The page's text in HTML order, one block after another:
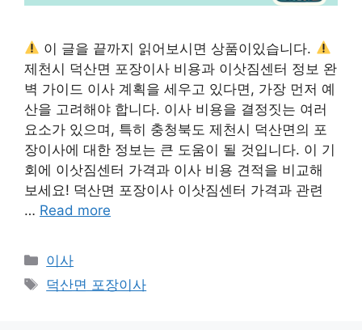
이 글을 끝까지 읽어보시면 상품이있습니다.
제천시 덕산면 포장이사 비용과 이삿짐센터 정보 완
벽 가이드 이사 계획을 세우고 있다면, 가장 먼저 예
산을 고려해야 합니다. 이사 비용을 결정짓는 여러
요소가 있으며, 특히 충청북도 제천시 덕산면의 포
장이사에 대한 정보는 큰 도움이 될 것입니다. 이 기
회에 이삿짐센터 가격과 이사 비용 견적을 비교해
보세요! 덕산면 포장이사 이삿짐센터 가격과 관련
… Read more
카
테
고
이사
태
덕산면 포장이사